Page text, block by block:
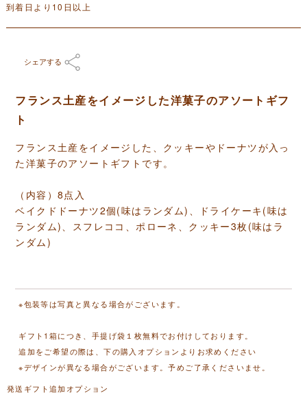
到着日より10日以上
シェアする
フランス土産をイメージした洋菓子のアソートギフ
ト
フランス土産をイメージした、クッキーやドーナツが入っ
た洋菓子のアソートギフトです。
（内容）8点入
ベイクドドーナツ2個(味はランダム)、ドライケーキ(味は
ランダム)、スフレココ、ポローネ、クッキー3枚(味はラ
ンダム)
※包装等は写真と異なる場合がございます。
ギフト1箱につき、手提げ袋１枚無料でお付けしております。
追加をご希望の際は、下の購入オプションよりお求めください
※デザインが異なる場合がございます。予めご了承くださいませ。
発送ギフト追加オプション